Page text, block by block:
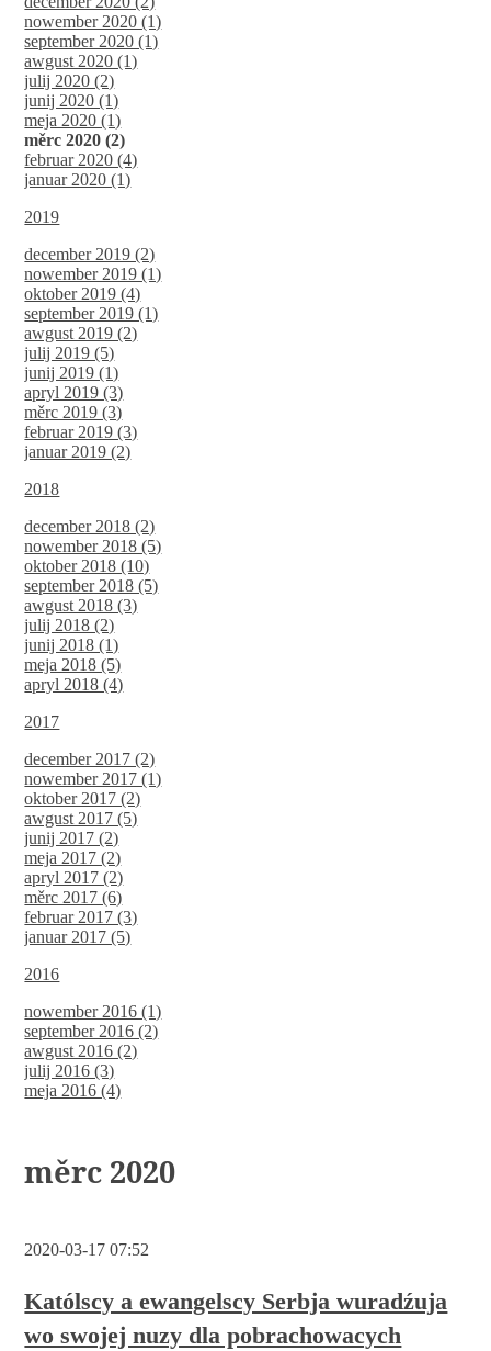
nowember 2020 (1)
september 2020 (1)
awgust 2020 (1)
julij 2020 (2)
junij 2020 (1)
meja 2020 (1)
měrc 2020 (2)
februar 2020 (4)
januar 2020 (1)
2019
december 2019 (2)
nowember 2019 (1)
oktober 2019 (4)
september 2019 (1)
awgust 2019 (2)
julij 2019 (5)
junij 2019 (1)
apryl 2019 (3)
měrc 2019 (3)
februar 2019 (3)
januar 2019 (2)
2018
december 2018 (2)
nowember 2018 (5)
oktober 2018 (10)
september 2018 (5)
awgust 2018 (3)
julij 2018 (2)
junij 2018 (1)
meja 2018 (5)
apryl 2018 (4)
2017
december 2017 (2)
nowember 2017 (1)
oktober 2017 (2)
awgust 2017 (5)
junij 2017 (2)
meja 2017 (2)
apryl 2017 (2)
měrc 2017 (6)
februar 2017 (3)
januar 2017 (5)
2016
nowember 2016 (1)
september 2016 (2)
awgust 2016 (2)
julij 2016 (3)
meja 2016 (4)
měrc 2020
2020-03-17 07:52
Katólscy a ewangelscy Serbja wuradźuja
wo swojej nuzy dla pobrachowacych